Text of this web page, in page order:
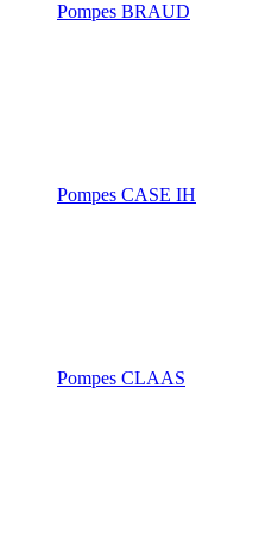
Pompes BRAUD
Pompes CASE IH
Pompes CLAAS